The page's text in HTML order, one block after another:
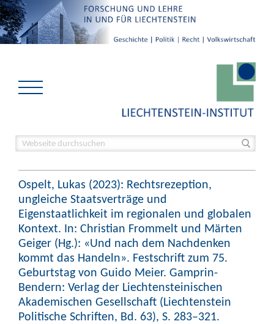
Ospelt, Lukas (2023): Rechtsrezeption,
ungleiche Staatsverträge und
Eigenstaatlichkeit im regionalen und globalen
Kontext. In: Christian Frommelt und Märten
Geiger (Hg.): «Und nach dem Nachdenken
kommt das Handeln». Festschrift zum 75.
Geburtstag von Guido Meier. Gamprin-
Bendern: Verlag der Liechtensteinischen
Akademischen Gesellschaft (Liechtenstein
Politische Schriften, Bd. 63), S. 283–321.